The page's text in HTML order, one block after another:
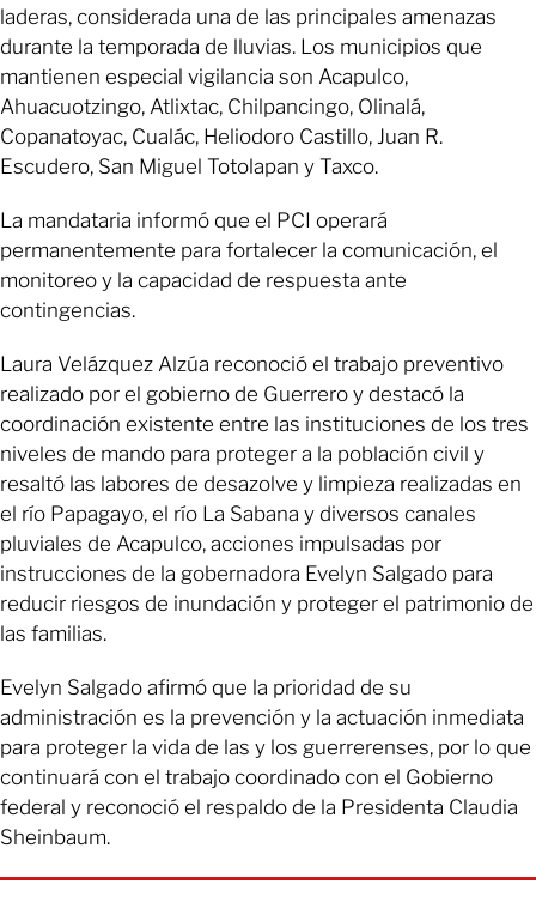
laderas, considerada una de las principales amenazas
durante la temporada de lluvias. Los municipios que
mantienen especial vigilancia son Acapulco,
Ahuacuotzingo, Atlixtac, Chilpancingo, Olinalá,
Copanatoyac, Cualác, Heliodoro Castillo, Juan R.
Escudero, San Miguel Totolapan y Taxco.
La mandataria informó que el PCI operará
permanentemente para fortalecer la comunicación, el
monitoreo y la capacidad de respuesta ante
contingencias.
Laura Velázquez Alzúa reconoció el trabajo preventivo
realizado por el gobierno de Guerrero y destacó la
coordinación existente entre las instituciones de los tres
niveles de mando para proteger a la población civil y
resaltó las labores de desazolve y limpieza realizadas en
el río Papagayo, el río La Sabana y diversos canales
pluviales de Acapulco, acciones impulsadas por
instrucciones de la gobernadora Evelyn Salgado para
reducir riesgos de inundación y proteger el patrimonio de
las familias.
Evelyn Salgado afirmó que la prioridad de su
administración es la prevención y la actuación inmediata
para proteger la vida de las y los guerrerenses, por lo que
continuará con el trabajo coordinado con el Gobierno
federal y reconoció el respaldo de la Presidenta Claudia
Sheinbaum.